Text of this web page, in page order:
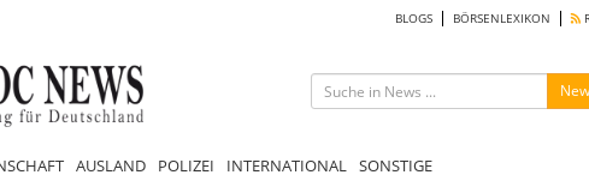
BLOGS BÖRSENLEXIKON
AUSLAND POLIZEI INTERNATIONAL SONSTIGE